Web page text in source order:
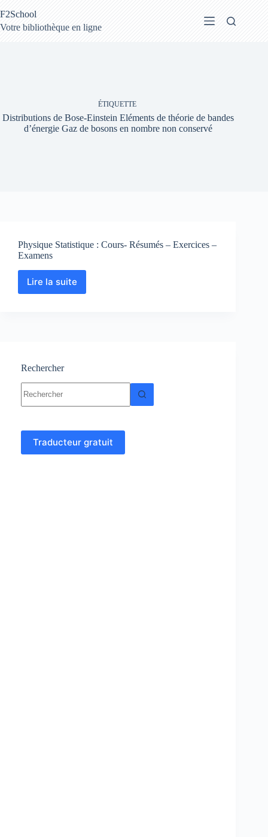
au
contenu
F2School
Votre bibliothèque en ligne
ÉTIQUETTE
Distributions de Bose-Einstein Eléments de théorie de bandes
d’énergie Gaz de bosons en nombre non conservé
Physique Statistique : Cours- Résumés – Exercices –
Examens
Lire la suite
Physique
–
Rechercher
résultat
Traducteur gratuit